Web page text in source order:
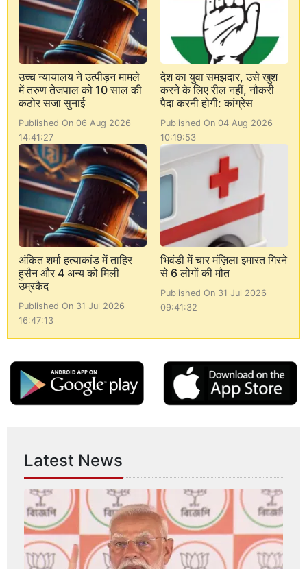
उच्च न्यायालय ने उत्पीड़न मामले
में तरुण तेजपाल को 10 साल की
कठोर सजा सुनाई
Published On 06 Aug 2026
14:41:27
देश का युवा समझदार, उसे खुश
करने के लिए रील नहीं, नौकरी
पैदा करनी होगी: कांग्रेस
Published On 04 Aug 2026
10:19:53
अंकित शर्मा हत्याकांड में ताहिर
हुसैन और 4 अन्य को मिली
उम्रकैद
Published On 31 Jul 2026
16:47:13
भिवंडी में चार मंज़िला इमारत गिरने
से 6 लोगों की मौत
Published On 31 Jul 2026
09:41:32
Latest News